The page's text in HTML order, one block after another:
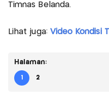
Timnas Belanda.
Lihat juga: Video Kondisi
Halaman:
1 2